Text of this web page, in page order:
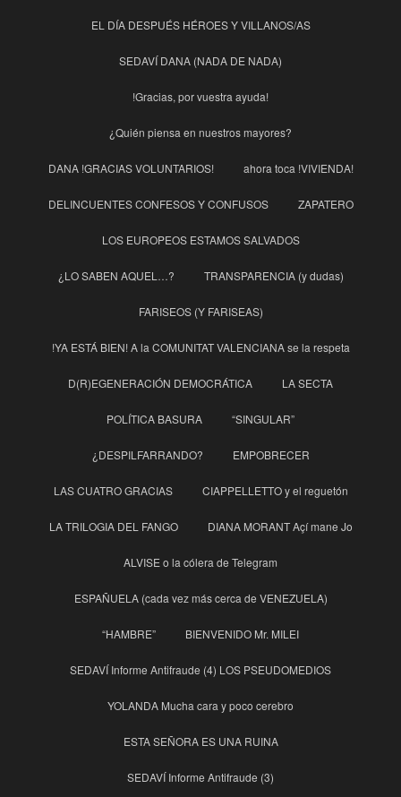
EL DÍA DESPUÉS HÉROES Y VILLANOS/AS
SEDAVÍ DANA (NADA DE NADA)
!Gracias, por vuestra ayuda!
¿Quién piensa en nuestros mayores?
DANA !GRACIAS VOLUNTARIOS! ahora toca !VIVIENDA!
DELINCUENTES CONFESOS Y CONFUSOS ZAPATERO
LOS EUROPEOS ESTAMOS SALVADOS
¿LO SABEN AQUEL…? TRANSPARENCIA (y dudas)
FARISEOS (Y FARISEAS)
!YA ESTÁ BIEN! A la COMUNITAT VALENCIANA se la respeta
D(R)EGENERACIÓN DEMOCRÁTICA LA SECTA
POLÍTICA BASURA “SINGULAR”
¿DESPILFARRANDO? EMPOBRECER
LAS CUATRO GRACIAS CIAPPELLETTO y el reguetón
LA TRILOGIA DEL FANGO DIANA MORANT Açí mane Jo
ALVISE o la cólera de Telegram
ESPAÑUELA (cada vez más cerca de VENEZUELA)
“HAMBRE” BIENVENIDO Mr. MILEI
SEDAVÍ Informe Antifraude (4) LOS PSEUDOMEDIOS
YOLANDA Mucha cara y poco cerebro
ESTA SEÑORA ES UNA RUINA
SEDAVÍ Informe Antifraude (3)